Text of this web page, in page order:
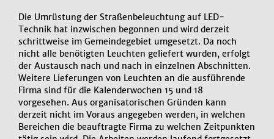
Die Umrüstung der Straßenbeleuchtung auf LED-
Technik hat inzwischen begonnen und wird derzeit
schrittweise im Gemeindegebiet umgesetzt. Da noch
nicht alle benötigten Leuchten geliefert wurden, erfolgt
der Austausch nach und nach in einzelnen Abschnitten.
Weitere Lieferungen von Leuchten an die ausführende
Firma sind für die Kalenderwochen 15 und 18
vorgesehen. Aus organisatorischen Gründen kann
derzeit nicht im Voraus angegeben werden, in welchen
Bereichen die beauftragte Firma zu welchen Zeitpunkten